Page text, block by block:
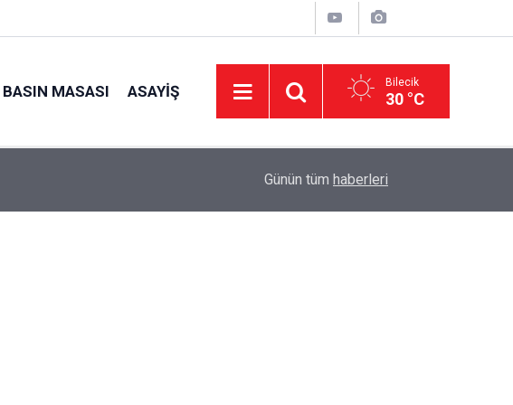
BASIN MASASI ASAYIŞ Bilecik
30 °C
Yeni Parti Bozüyük ve Merkez Teşkilatları Belli
Günün tüm haberleri